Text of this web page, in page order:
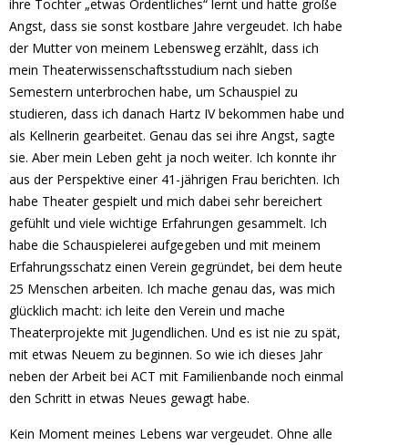
ihre Tochter „etwas Ordentliches“ lernt und hatte große
Angst, dass sie sonst kostbare Jahre vergeudet. Ich habe
der Mutter von meinem Lebensweg erzählt, dass ich
mein Theaterwissenschaftsstudium nach sieben
Semestern unterbrochen habe, um Schauspiel zu
studieren, dass ich danach Hartz IV bekommen habe und
als Kellnerin gearbeitet. Genau das sei ihre Angst, sagte
sie. Aber mein Leben geht ja noch weiter. Ich konnte ihr
aus der Perspektive einer 41-jährigen Frau berichten. Ich
habe Theater gespielt und mich dabei sehr bereichert
gefühlt und viele wichtige Erfahrungen gesammelt. Ich
habe die Schauspielerei aufgegeben und mit meinem
Erfahrungsschatz einen Verein gegründet, bei dem heute
25 Menschen arbeiten. Ich mache genau das, was mich
glücklich macht: ich leite den Verein und mache
Theaterprojekte mit Jugendlichen. Und es ist nie zu spät,
mit etwas Neuem zu beginnen. So wie ich dieses Jahr
neben der Arbeit bei ACT mit Familienbande noch einmal
den Schritt in etwas Neues gewagt habe.
Kein Moment meines Lebens war vergeudet. Ohne alle